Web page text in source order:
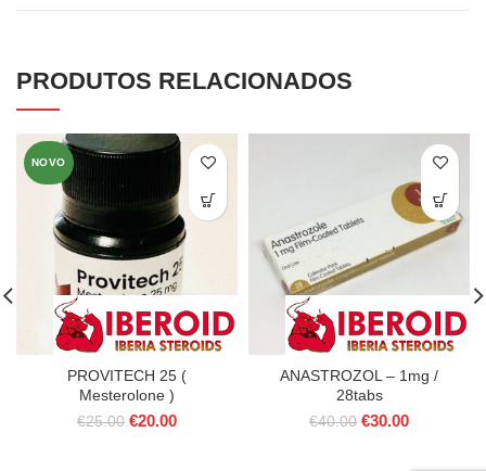
PRODUTOS RELACIONADOS
NOVO
PROVITECH 25 (
Mesterolone )
€25.00 O
€20.00O
ANASTROZOL – 1mg /
28tabs
€40.00 O
€30.00O